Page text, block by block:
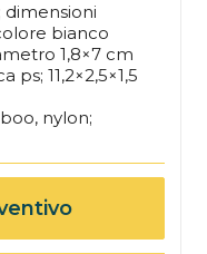
dimensioni
bianco
1,8×7 cm
ps; 11,2×2,5×1,5
nylon;